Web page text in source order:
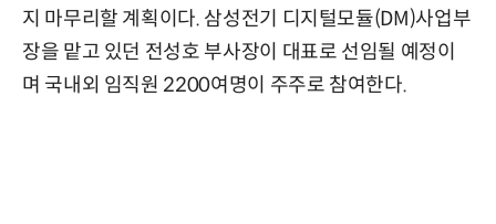
지 마무리할 계획이다. 삼성전기 디지털모듈(DM)사업부
장을 맡고 있던 전성호 부사장이 대표로 선임될 예정이
며 국내외 임직원 2200여명이 주주로 참여한다.